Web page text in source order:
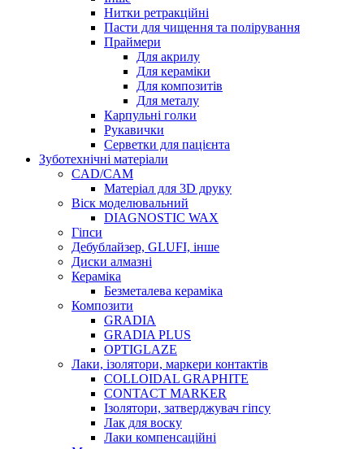
Нитки ретракційні
Пасти для чищення та полірування
Праймери
Для акрилу
Для кераміки
Для композитів
Для металу
Карпульні голки
Рукавички
Серветки для пацієнта
Зуботехнічні матеріали
CAD/CAM
Матеріал для 3D друку
Віск моделювальний
DIAGNOSTIC WAX
Гіпси
Дебублайзер, GLUFI, інше
Диски алмазні
Кераміка
Безметалева кераміка
Композити
GRADIA
GRADIA PLUS
OPTIGLAZE
Лаки, ізолятори, маркери контактів
COLLOIDAL GRAPHITE
CONTACT MARKER
Ізолятори, затверджувач гіпсу
Лак для воску
Лаки компенсаційні